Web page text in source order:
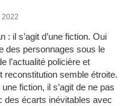
2022
: il s’agit d’une fiction. Oui
des personnages sous le
l’actualité policière et
reconstitution semble étroite.
fiction, il s’agit de ne pas
des écarts inévitables avec